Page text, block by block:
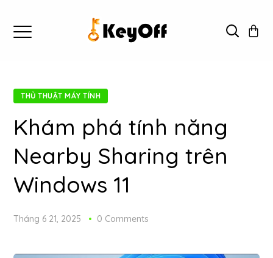
THỦ THUẬT MÁY TÍNH
Khám phá tính năng
Nearby Sharing trên
Windows 11
Tháng 6 21, 2025 0 Comments